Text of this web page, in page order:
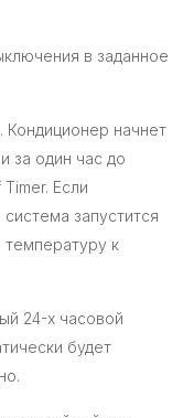
в заданное
Кондиционер начнет
за один час до
Если
запустится
к
24-х часовой
будет